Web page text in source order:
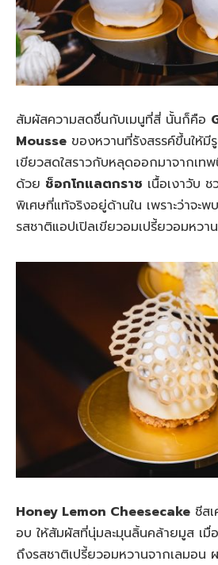
สัมผัสความสดชื่นกับเมนูที่สี่ นั้นก็คือ
Mousse ของหวานที่รังสรรค์ขึ้นให้มี
เขียวสดใสราวกับหลุดออกมาจากเท
ด้วย ช็อกโกแลตกราซ เนื้อเงาวับ
พิเศษที่แท้จริงอยู่ด้านใน เพราะว่าจะพ
รสชาติแอปเปิลเขียวอมเปรี้ยวอมหวาน
Honey Lemon Cheesecake ชีส
อบ ให้สัมผัสที่นุ่มละมุนลิ้นคล้ายมูส เมื่
ถึงรสชาติเปรี้ยวอมหวานจากเลมอน